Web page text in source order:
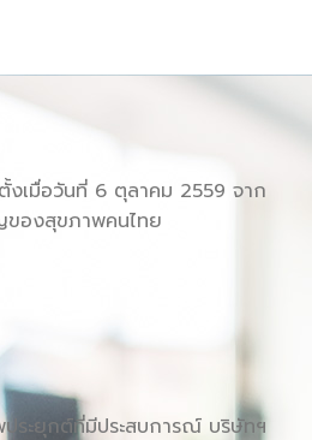
เมื่อวันที่ 6 ตุลาคม 2559 จาก
ของสุขภาพคนไทย
ระยุกต์ที่มีประสบการณ์ บริษัทฯ